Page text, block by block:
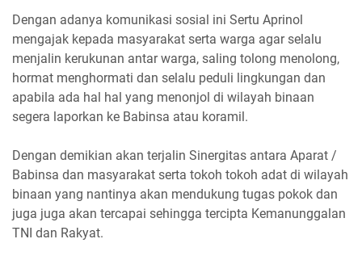
Dengan adanya komunikasi sosial ini Sertu Aprinol
mengajak kepada masyarakat serta warga agar selalu
menjalin kerukunan antar warga, saling tolong menolong,
hormat menghormati dan selalu peduli lingkungan dan
apabila ada hal hal yang menonjol di wilayah binaan
segera laporkan ke Babinsa atau koramil.
Dengan demikian akan terjalin Sinergitas antara Aparat /
Babinsa dan masyarakat serta tokoh tokoh adat di wilayah
binaan yang nantinya akan mendukung tugas pokok dan
juga juga akan tercapai sehingga tercipta Kemanunggalan
TNI dan Rakyat.